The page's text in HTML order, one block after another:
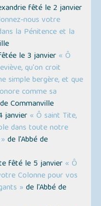
fêté le 2 janvier
nous votre
la Pénitence et la
le 3 janvier « Ô
qu'on croit
simple bergère, et que
comme sa
Commanville
janvier « Ô saint Tite,
dans toute notre
de l'Abbé de
fêté le 5 janvier « Ô
Colonne pour vos
» de l'Abbé de